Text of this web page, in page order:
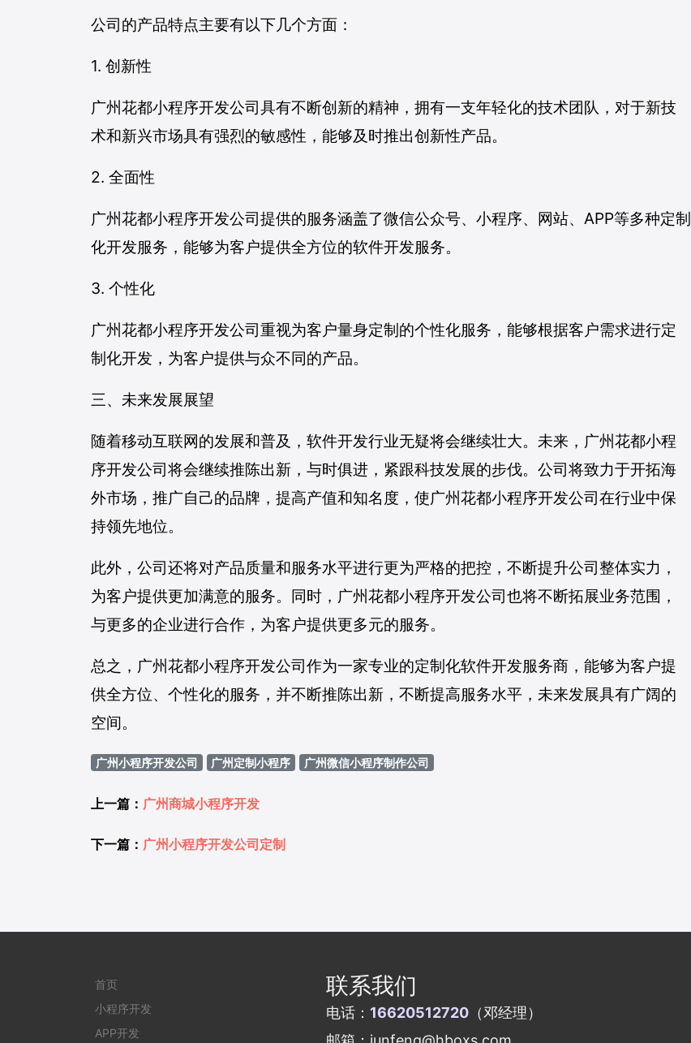
公司的产品特点主要有以下几个方面：
1. 创新性
广州花都小程序开发公司具有不断创新的精神，拥有一支年轻化的技术团队，对于新技
术和新兴市场具有强烈的敏感性，能够及时推出创新性产品。
2. 全面性
广州花都小程序开发公司提供的服务涵盖了微信公众号、小程序、网站、APP等多种定制
化开发服务，能够为客户提供全方位的软件开发服务。
3. 个性化
广州花都小程序开发公司重视为客户量身定制的个性化服务，能够根据客户需求进行定
制化开发，为客户提供与众不同的产品。
三、未来发展展望
随着移动互联网的发展和普及，软件开发行业无疑将会继续壮大。未来，广州花都小程
序开发公司将会继续推陈出新，与时俱进，紧跟科技发展的步伐。公司将致力于开拓海
外市场，推广自己的品牌，提高产值和知名度，使广州花都小程序开发公司在行业中保
持领先地位。
此外，公司还将对产品质量和服务水平进行更为严格的把控，不断提升公司整体实力，
为客户提供更加满意的服务。同时，广州花都小程序开发公司也将不断拓展业务范围，
与更多的企业进行合作，为客户提供更多元的服务。
总之，广州花都小程序开发公司作为一家专业的定制化软件开发服务商，能够为客户提
供全方位、个性化的服务，并不断推陈出新，不断提高服务水平，未来发展具有广阔的
空间。
广州小程序开发公司 广州定制小程序 广州微信小程序制作公司
上一篇： 广州商城小程序开发
下一篇： 广州小程序开发公司定制
首页
小程序开发
APP开发
联系我们
电话： 16620512720 （邓经理）